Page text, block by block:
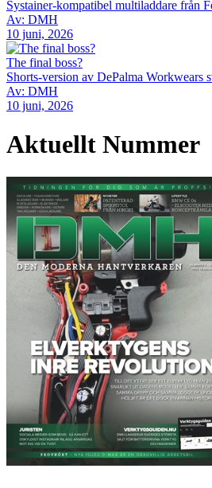
Systainer-kompatibel multiladdare från
Av: DMH
10 juni, 2026
The final boss?
Shorts-version av DePalma Workwears
Av: DMH
10 juni, 2026
Aktuellt Nummer